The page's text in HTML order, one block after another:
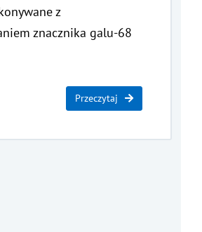
z
znacznika galu-68
Przeczytaj